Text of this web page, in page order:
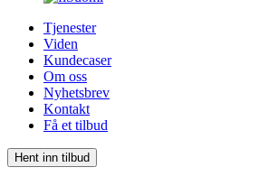
Tjenester
Viden
Kundecaser
Om oss
Nyhetsbrev
Kontakt
Få et tilbud
Hent inn tilbud